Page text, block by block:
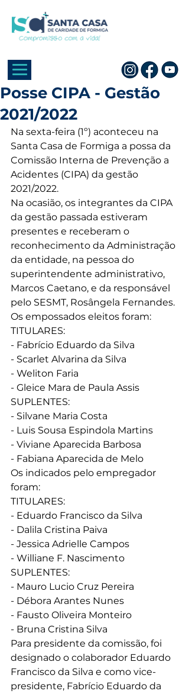
Posse CIPA - Gestão
2021/2022
Na sexta-feira (1º) aconteceu na
Santa Casa de Formiga a possa da
Comissão Interna de Prevenção a
Acidentes (CIPA) da gestão
2021/2022.
Na ocasião, os integrantes da CIPA
da gestão passada estiveram
presentes e receberam o
reconhecimento da Administração
da entidade, na pessoa do
superintendente administrativo,
Marcos Caetano, e da responsável
pelo SESMT, Rosângela Fernandes.
Os empossados eleitos foram:
TITULARES:
- Fabrício Eduardo da Silva
- Scarlet Alvarina da Silva
- Weliton Faria
- Gleice Mara de Paula Assis
SUPLENTES:
- Silvane Maria Costa
- Luis Sousa Espindola Martins
- Viviane Aparecida Barbosa
- Fabiana Aparecida de Melo
Os indicados pelo empregador
foram:
TITULARES:
- Eduardo Francisco da Silva
- Dalila Cristina Paiva
- Jessica Adrielle Campos
- Williane F. Nascimento
SUPLENTES:
- Mauro Lucio Cruz Pereira
- Débora Arantes Nunes
- Fausto Oliveira Monteiro
- Bruna Cristina Silva
Para presidente da comissão, foi
designado o colaborador Eduardo
Francisco da Silva e como vice-
presidente, Fabrício Eduardo da